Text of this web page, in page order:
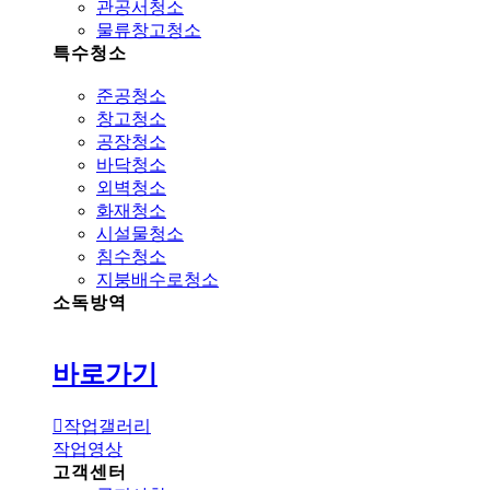
관공서청소
물류창고청소
특수청소
준공청소
창고청소
공장청소
바닥청소
외벽청소
화재청소
시설물청소
침수청소
지붕배수로청소
소독방역
바로가기
작업갤러리
작업영상
고객센터